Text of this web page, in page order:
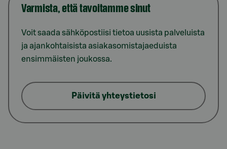
Varmista, että tavoitamme sinut
Voit saada sähköpostiisi tietoa uusista palveluista
ja ajankohtaisista asiakasomistajaeduista
ensimmäisten joukossa.
Päivitä yhteystietosi